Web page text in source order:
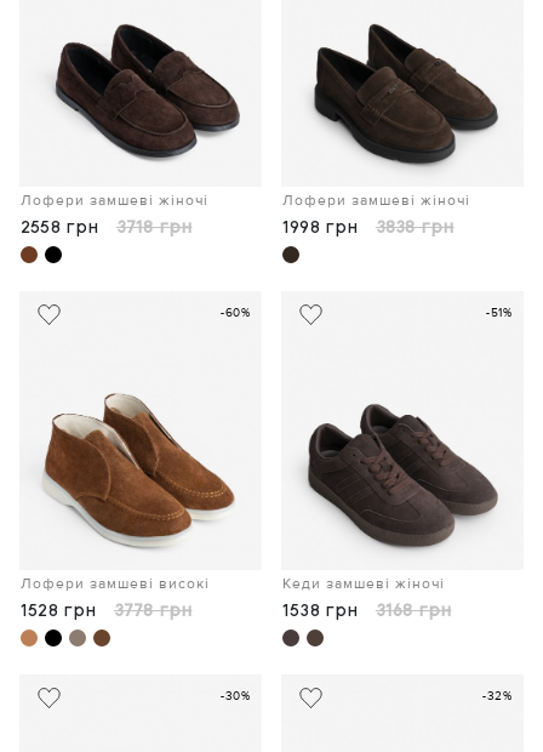
Лофери замшеві жіночі
2558 грн 3718 грн
Лофери замшеві жіночі
1998 грн 3838 грн
-60%
Лофери замшеві високі
1528 грн 3778 грн
-51%
Кеди замшеві жіночі
1538 грн 3168 грн
-30% -32%